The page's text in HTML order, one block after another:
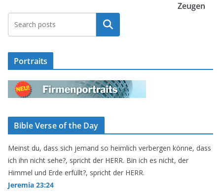
Zeugen
Suchen
Portraits
Bible Verse of the Day
Meinst du, dass sich jemand so heimlich verbergen könne, dass
ich ihn nicht sehe?, spricht der HERR. Bin ich es nicht, der
Himmel und Erde erfüllt?, spricht der HERR.
Jeremia 23:24